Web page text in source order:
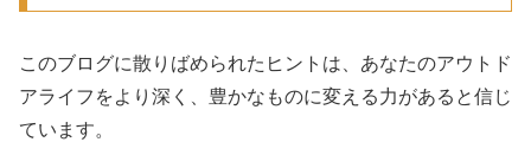
このブログに散りばめられたヒントは、あなたのアウトド
アライフをより深く、豊かなものに変える力があると信じ
ています。